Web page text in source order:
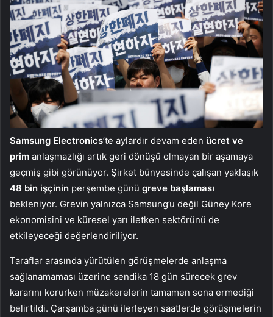
Samsung Electronics’te aylardır devam eden ücret ve
prim anlaşmazlığı artık geri dönüşü olmayan bir aşamaya
geçmiş gibi görünüyor. Şirket bünyesinde çalışan yaklaşık
48 bin işçinin perşembe günü greve başlaması
bekleniyor. Grevin yalnızca Samsung’u değil Güney Kore
ekonomisini ve küresel yarı iletken sektörünü de
etkileyeceği değerlendiriliyor.
Taraflar arasında yürütülen görüşmelerde anlaşma
sağlanamaması üzerine sendika 18 gün sürecek grev
kararını korurken müzakerelerin tamamen sona ermediği
belirtildi. Çarşamba günü ilerleyen saatlerde görüşmelerin